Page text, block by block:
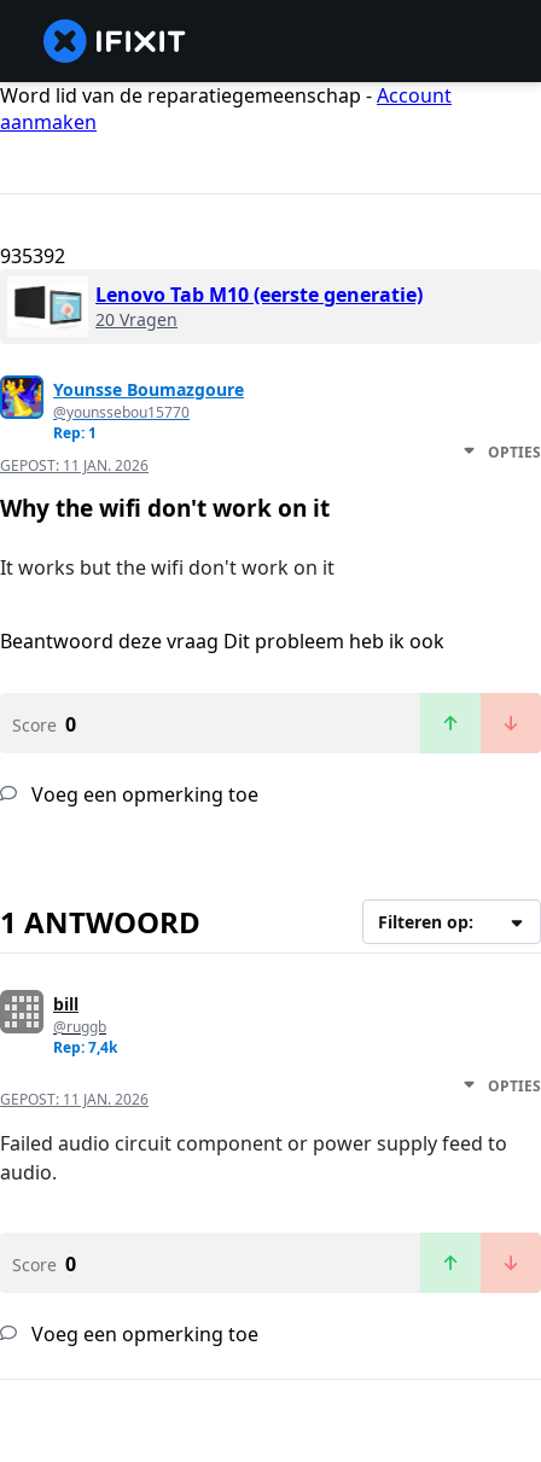
Word lid van de reparatiegemeenschap -Account
aanmaken
935392
Lenovo Tab M10 (eerste generatie)
20 Vragen
Younsse Boumazgoure
@younssebou15770
Rep: 1
GEPOST: 11 JAN. 2026
OPTIES
Why the wifi don't work on it
It works but the wifi don't work on it
Beantwoord deze vraag Dit probleem heb ik ook
Score 0
Voeg een opmerking toe
1 ANTWOORD Filteren op:
bill
@ruggb
Rep: 7,4k
GEPOST: 11 JAN. 2026
OPTIES
Failed audio circuit component or power supply feed to
audio.
Score 0
Voeg een opmerking toe